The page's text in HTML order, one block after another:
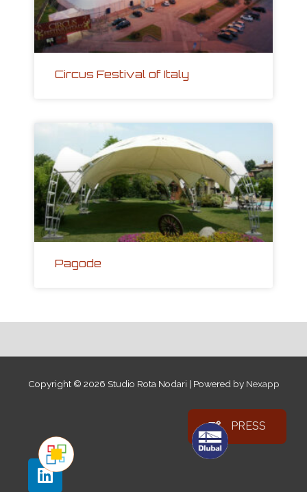
Circus Festival of Italy
Pagode
Copyright © 2026 Studio Rota Nodari | Powered by Nexapp
PRESS